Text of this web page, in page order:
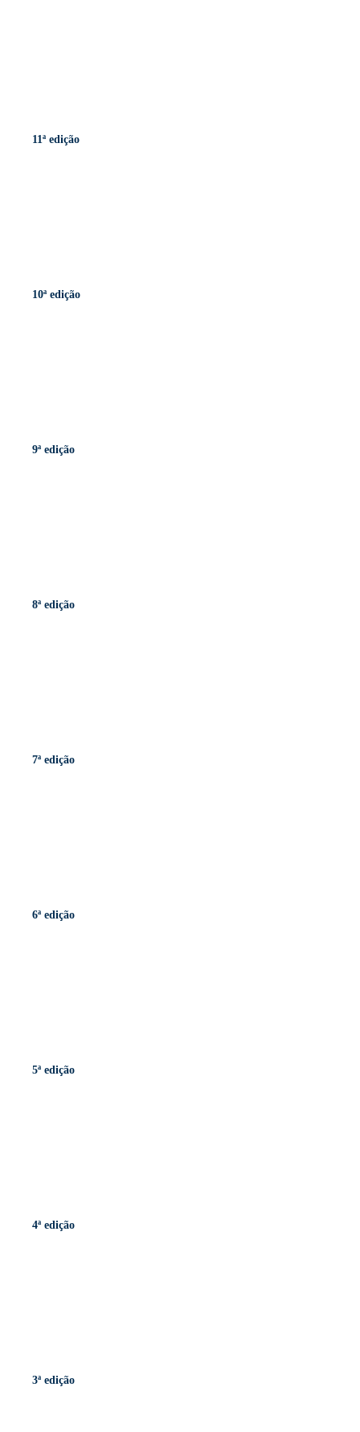
11ª edição
10ª edição
9ª edição
8ª edição
7ª edição
6ª edição
5ª edição
4ª edição
3ª edição